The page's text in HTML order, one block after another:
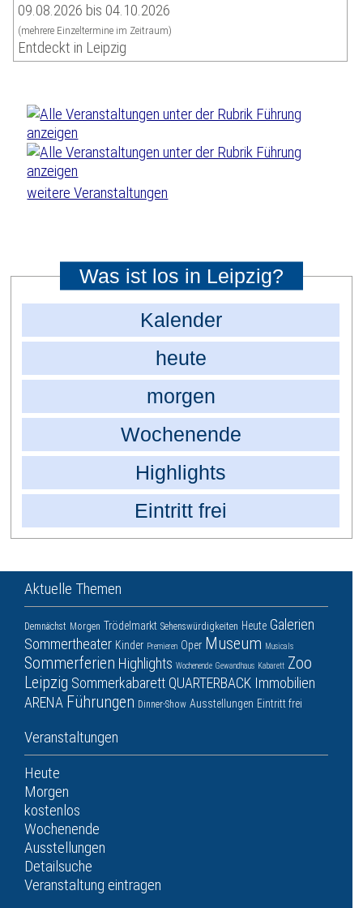
09.08.2026 bis 04.10.2026
(mehrere Einzeltermine im Zeitraum)
Entdeckt in Leipzig
weitere Veranstaltungen
Was ist los in Leipzig?
Kalender
heute
morgen
Wochenende
Highlights
Eintritt frei
Aktuelle Themen
Demnächst Morgen Trödelmarkt Sehenswürdigkeiten Heute Galerien
Sommertheater Kinder Premieren Oper Museum Musicals
Sommerferien Highlights Wochenende Gewandhaus Kabarett Zoo
Leipzig Sommerkabarett QUARTERBACK Immobilien
ARENA Führungen Dinner-Show Ausstellungen Eintritt frei
Veranstaltungen
Heute
Morgen
kostenlos
Wochenende
Ausstellungen
Detailsuche
Veranstaltung eintragen